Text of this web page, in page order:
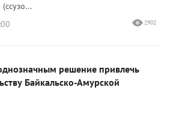
2902
решение привлечь
Байкальско-Амурской